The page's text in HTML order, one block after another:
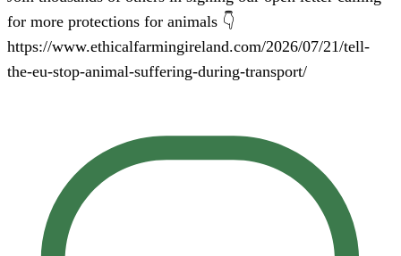
for more protections for animals 👇
https://www.ethicalfarmingireland.com/2026/07/21/tell-
the-eu-stop-animal-suffering-during-transport/